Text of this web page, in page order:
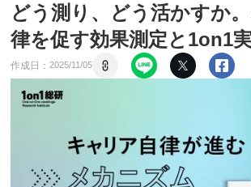
どう測り、どう活かすか
律を促す効果測定と1on1
作成日：2025/11/05